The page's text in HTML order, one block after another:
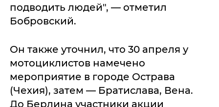
подводить людей", — отметил
Бобровский.
Он также уточнил, что 30 апреля у
мотоциклистов намечено
мероприятие в городе Острава
(Чехия), затем — Братислава, Вена.
До Берлина участники акции